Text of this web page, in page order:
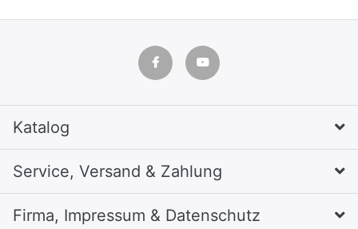
Katalog
Service, Versand & Zahlung
Firma, Impressum & Datenschutz